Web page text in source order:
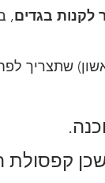
לקנות בגדים,
ראשון)
קפסולת